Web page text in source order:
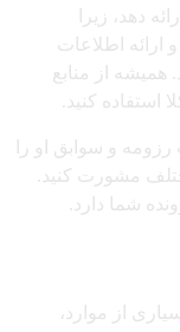
دهد، زیرا
ارائه اطلاعات
همیشه از منابع
استفاده کنید.
و سوابق او را
مشورت کنید.
شما دارد.
از موارد،